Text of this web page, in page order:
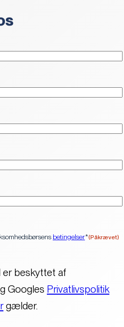
betingelser*(Påkrævet)
beskyttet af
Googles Privatlivspolitik
gælder.